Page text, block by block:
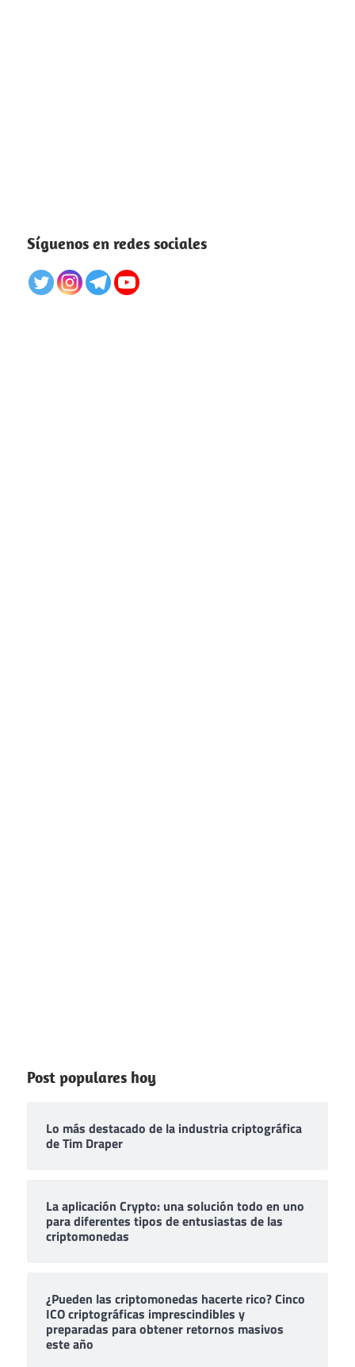
Síguenos en redes sociales
Post populares hoy
Lo más destacado de la industria criptográfica
de Tim Draper
La aplicación Crypto: una solución todo en uno
para diferentes tipos de entusiastas de las
criptomonedas
¿Pueden las criptomonedas hacerte rico? Cinco
ICO criptográficas imprescindibles y
preparadas para obtener retornos masivos
este año